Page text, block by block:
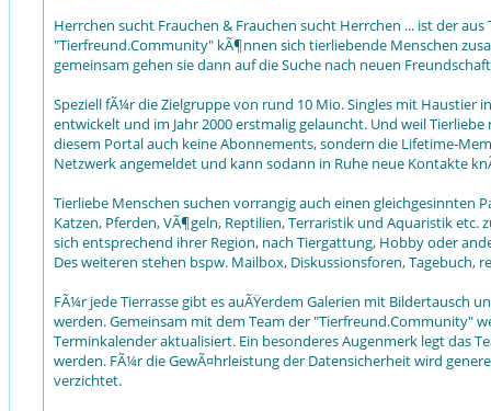
Herrchen sucht Frauchen & Frauchen sucht Herrchen ... ist der
"Tierfreund.Community" kÃ¶nnen sich tierliebende Menschen
gemeinsam gehen sie dann auf die Suche nach neuen
Speziell fÃ¼r die Zielgruppe von rund 10 Mio. Singles mit Haustier
entwickelt und im Jahr 2000 erstmalig gelauncht. Und weil
diesem Portal auch keine Abonnements, sondern die Lifetime-
Netzwerk angemeldet und kann sodann in Ruhe neue Kontakte
Tierliebe Menschen suchen vorrangig auch einen gleichgesinnten
Katzen, Pferden, VÃ¶geln, Reptilien, Terraristik und Aquaristik
sich entsprechend ihrer Region, nach Tiergattung, Hobby oder
Des weiteren stehen bspw. Mailbox, Diskussionsforen, Tagebuch,
FÃ¼r jede Tierrasse gibt es auÃŸerdem Galerien mit Bildertausch
werden. Gemeinsam mit dem Team der "Tierfreund.Community"
Terminkalender aktualisiert. Ein besonderes Augenmerk legt das
werden. FÃ¼r die GewÃ¤hrleistung der Datensicherheit wird
verzichtet.